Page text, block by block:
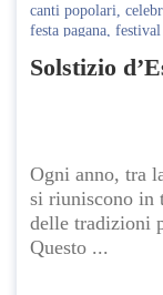
canti popolari,
festa pagana, festival
antichi,solstizio
Solstizio
Ogni anno, tra
si riuniscono in
delle tradizioni
Questo ...